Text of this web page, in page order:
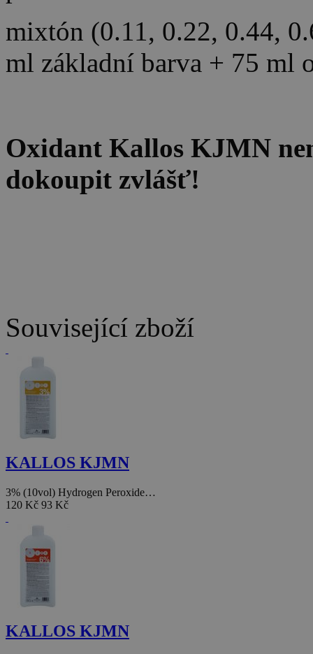
mixtón (0.11, 0.22, 0.44,
ml základní barva + 75 ml
Oxidant Kallos KJMN
dokoupit zvlášť!
Související zboží
KALLOS KJMN
3% (10vol) Hydrogen Peroxide…
120 Kč 93 Kč
KALLOS KJMN